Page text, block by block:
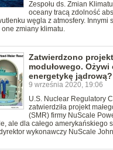
Zespołu ds. Zmian
oceany tracą zdolność
węgla z atmosfery. Innymi
one zmiany klimatu.
Zatwierdzono
modułowego.
energetykę jądrową?
9 września 2020, 19:06
U.S. Nuclear Regulatory
zatwierdziła projekt
(SMR) firmy NuScale
ale dla całego amerykańskiego
wykonawczy NuScale